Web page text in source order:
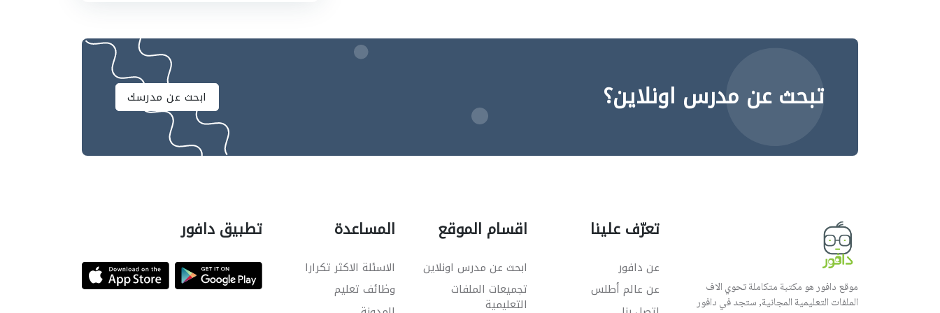
تبحث عن مدرس اونلاين؟ ابحث عن مدرسك
موقع دافور هو مكتبة متكاملة تحوي الاف
الملفات التعليمية المجانية, ستجد في دافور
تعرّف علينا
عن دافور
عن عالم أطلس
اقسام الموقع
ابحث عن مدرس اونلاين
تجميعات الملفات
التعليمية
المساعدة
الاسئلة الاكثر تكرارا
وظائف تعليم
تطبيق دافور